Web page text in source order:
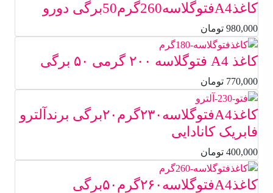
کاغذA4فتوگلاسه260گرم50برگی دورو
980,000 تومان
کاغذ A4 فتوگلاسه ۲۰۰ گرمی ۵۰ برگی
770,000 تومان
کاغذA4فتوگلاسه۲۳۰گرم۲۰برگی برندآلترو
فابریک کانادایی
400,000 تومان
کاغذA4فتوگلاسه۲۶۰گرم۵۰برگی